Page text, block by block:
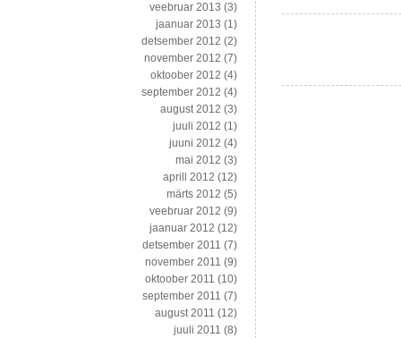
veebruar 2013 (3)
jaanuar 2013 (1)
detsember 2012 (2)
november 2012 (7)
oktoober 2012 (4)
september 2012 (4)
august 2012 (3)
juuli 2012 (1)
juuni 2012 (4)
mai 2012 (3)
aprill 2012 (12)
märts 2012 (5)
veebruar 2012 (9)
jaanuar 2012 (12)
detsember 2011 (7)
november 2011 (9)
oktoober 2011 (10)
september 2011 (7)
august 2011 (12)
juuli 2011 (8)